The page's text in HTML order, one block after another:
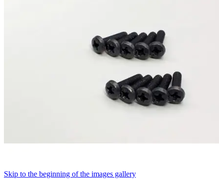
Skip to the beginning of the images gallery